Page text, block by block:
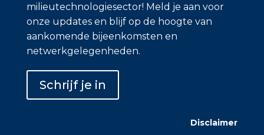
milieutechnologiesector! Meld je aan voor
onze updates en blijf op de hoogte van
aankomende bijeenkomsten en
netwerkgelegenheden.
Schrijf je in
Disclaimer